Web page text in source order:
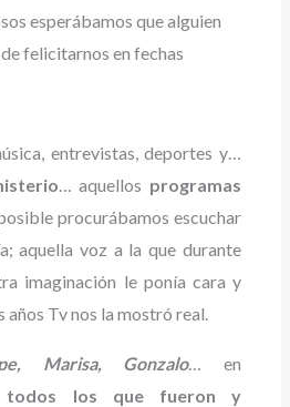
esperábamos que alguien
felicitarnos en fechas
entrevistas, deportes y…
… aquellos programas
procurábamos escuchar
aquella voz a la que durante
imaginación le ponía cara y
años Tv nos la mostró real.
Marisa, Gonzalo… en
todos los que
fueron y